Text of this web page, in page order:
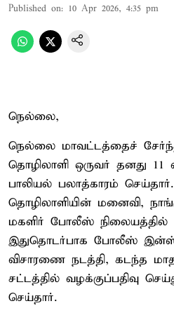
Published on: 10 Apr 2026, 4:35 pm
நெல்லை,
நெல்லை மாவட்டத்தைச்
தொழிலாளி ஒருவர் தனது
பாலியல் பலாத்காரம்
தொழிலாளியின் மனைவி,
மகளிர் போலீஸ் நிலையத்தில்
இதுதொடர்பாக போலீஸ்
விசாரணை நடத்தி, கடந்த
சட்டத்தில் வழக்குப்பதிவு
செய்தார்.